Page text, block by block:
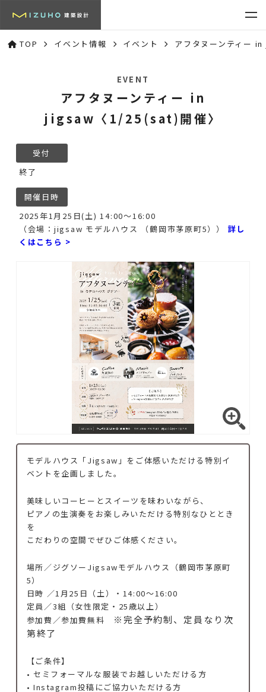
TOP イベント情報 イベント アフタヌーンティー
EVENT
アフタヌーンティー in
jigsaw〈1/25(sat)開催〉
受付
終了
開催日時
2025年1月25日(土) 14:00～16:00
（会場：jigsaw モデルハウス （鶴岡市茅原町5）） 詳し
くはこちら >
モデルハウス「Jigsaw」をご体感いただける特別イ
ベントを企画しました。
美味しいコーヒーとスイーツを味わいながら、
ピアノの生演奏をお楽しみいただける特別なひととき
を
こだわりの空間でぜひご体感ください。
場所／ジグソーJigsawモデルハウス（鶴岡市茅原町
5）
日時 ／1月25日（土）・14:00～16:00
定員／3組（女性限定・25歳以上）
参加費／参加費無料
※完全予約制、定員なり次
第終了
【ご条件】
• セミフォーマルな服装でお越しいただける方
• Instagram投稿にご協力いただける方